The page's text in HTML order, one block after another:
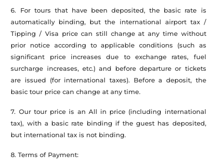
6. For tours that have been deposited, the basic rate is
automatically binding, but the international airport tax /
Tipping / Visa price can still change at any time without
prior notice according to applicable conditions (such as
significant price increases due to exchange rates, fuel
surcharge increases, etc.) and before departure or tickets
are issued (for international taxes). Before a deposit, the
basic tour price can change at any time.
7. Our tour price is an All in price (including international
tax), with a basic rate binding if the guest has deposited,
but international tax is not binding.
8. Terms of Payment: